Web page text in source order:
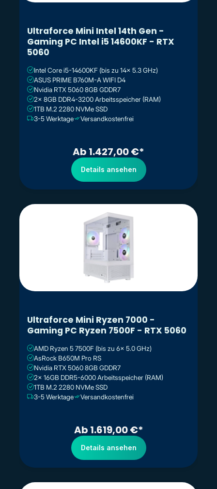
Ultraforce Mini Intel 14th Gen -
Gaming PC Intel i5 14600KF - RTX
5060
Intel Core i5-14600KF (bis zu 14x 5.3 GHz)
ASUS PRIME B760M-A WIFI D4
Nvidia RTX 5060 8GB GDDR7
2x 8GB DDR4-3200 Arbeitsspeicher (RAM)
1TB M.2 2280 NVMe SSD
3-5 Werktage
Versandkostenfrei
Ab 1.427,00 €*
Details ansehen
Ultraforce Mini Ryzen 7000 -
Gaming PC Ryzen 7500F - RTX 5060
AMD Ryzen 5 7500F (bis zu 6x 5.0 GHz)
AsRock B650M Pro RS
Nvidia RTX 5060 8GB GDDR7
2x 16GB DDR5-6000 Arbeitsspeicher (RAM)
1TB M.2 2280 NVMe SSD
3-5 Werktage
Versandkostenfrei
Ab 1.619,00 €*
Details ansehen